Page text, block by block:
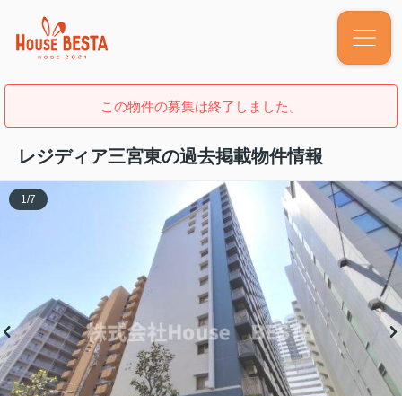
この物件の募集は終了しました。
レジディア三宮東の過去掲載物件情報
1 /7